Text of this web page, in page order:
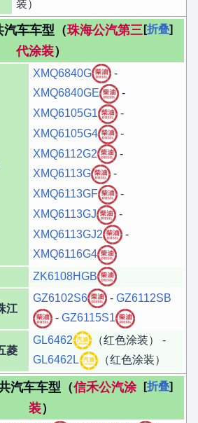
装）
折叠
汽车车型（珠海公汽第三
代涂装）
XMQ6840G
-
XMQ6840GE
-
XMQ6105G1
-
XMQ6105G4
-
XMQ6112G2
-
XMQ6113G
-
XMQ6113GF
-
XMQ6113GJ
-
XMQ6113GJ2
-
XMQ6116G4
ZK6108HGB
江
GZ6102S6 - GZ6112SB
- GZ6115S1
菱
GL6462
（红色涂装） -
GL6462L
（红色涂装）
折叠
汽车车型（信禾公汽涂
装）